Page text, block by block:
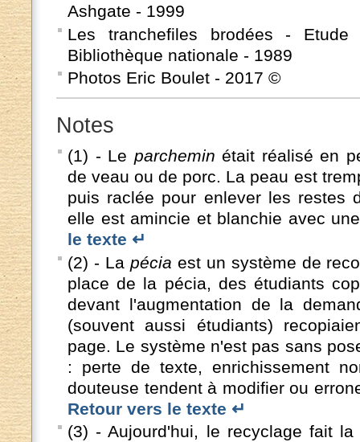
Ashgate - 1999
Les tranchefiles brodées -
Bibliothèque nationale - 1989
Photos Eric Boulet - 2017 ©
Notes
(1) - Le parchemin était réalisé en
de veau ou de porc. La peau est
puis raclée pour enlever les restes
elle est amincie et blanchie avec
le texte ↵
(2) - La pécia est un système de
place de la pécia, des étudiants
devant l'augmentation de la
(souvent aussi étudiants)
page. Le système n'est pas sans
: perte de texte, enrichissement
douteuse tendent à modifier ou
Retour vers le texte ↵
(3) - Aujourd'hui, le recyclage fait